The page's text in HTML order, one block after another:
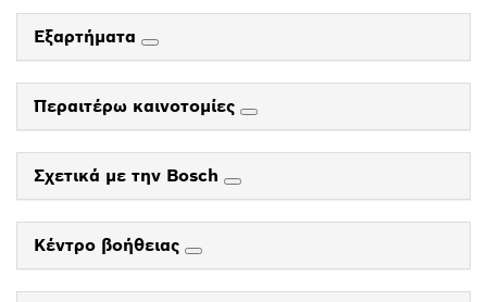
Εξαρτήματα
Περαιτέρω καινοτομίες
Σχετικά με την Bosch
Κέντρο βοήθειας